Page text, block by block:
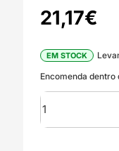
21,17€
EM STOCK
Encomenda dentro
Quantidade
de
1000ml